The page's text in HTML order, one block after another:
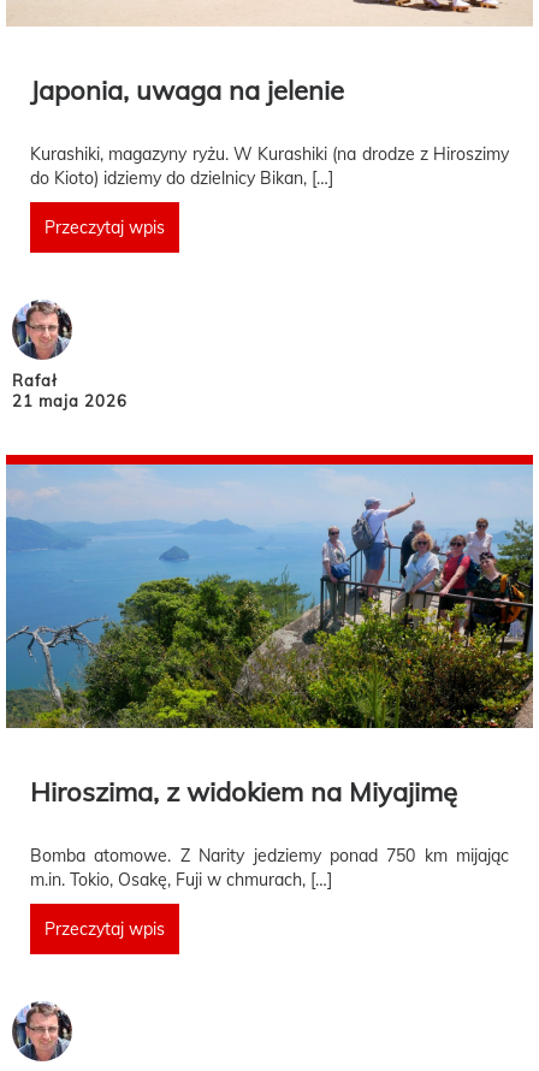
Japonia, uwaga na jelenie
Kurashiki, magazyny ryżu. W Kurashiki (na drodze z Hiroszimy
do Kioto) idziemy do dzielnicy Bikan, […]
Przeczytaj wpis
Rafał
21 maja 2026
Hiroszima, z widokiem na Miyajimę
Bomba atomowe. Z Narity jedziemy ponad 750 km mijając
m.in. Tokio, Osakę, Fuji w chmurach, […]
Przeczytaj wpis